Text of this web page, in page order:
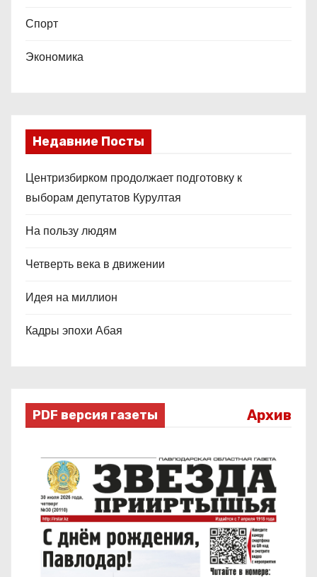
Спорт
Экономика
Недавние Посты
Центризбирком продолжает подготовку к
выборам депутатов Курултая
На пользу людям
Четверть века в движении
Идея на миллион
Кадры эпохи Абая
PDF версия газеты Архив